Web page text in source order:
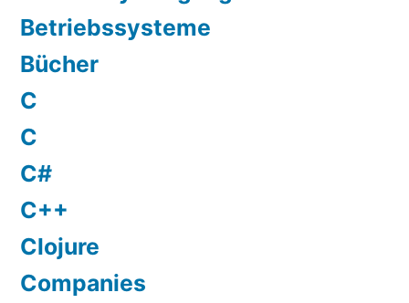
Betriebssysteme
Bücher
C
C
C#
C++
Clojure
Companies